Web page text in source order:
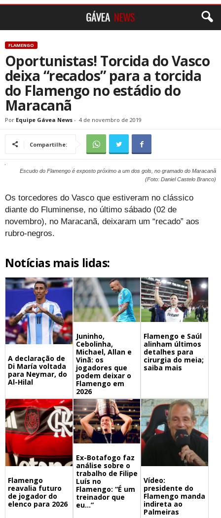
FLAMENGO
Oportunistas! Torcida do Vasco
deixa “recados” para a torcida
do Flamengo no estádio do
Maracanã
Por Equipe Gávea News - 4 de novembro de 2019
Compartilhe:
Escudo do Flamengo é exposto próximo a um dos gols, no gramado do Maracanã
(Foto: Daniel Castelo Branco)
Os torcedores do Vasco que estiveram no clássico
diante do Fluminense, no último sábado (02 de
novembro), no Maracanã, deixaram um “recado” aos
rubro-negros.
Notícias mais lidas:
A declaração de
Di María voltada
para Neymar, do
Al-Hilal
Juninho,
Cebolinha,
Michael, Allan e
Vinã: os
jogadores que
podem deixar o
Flamengo em
2026
Flamengo e Saúl
alinham últimos
detalhes para
cirurgia do meia;
saiba mais
Flamengo
reavalia futuro
de jogador do
elenco para 2026
Ex-Botafogo faz
análise sobre o
trabalho de Filipe
Luís no
Flamengo: “É um
treinador que
eu…”
Vídeo:
presidente do
Flamengo manda
indireta ao
Palmeiras